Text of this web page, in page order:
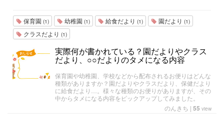
保育園 (1) 幼稚園 (1) 給食だより (1) 園だより (1)
クラスだより (1)
実際何が書かれている？園だよりやクラス
だより、○○だよりのタメになる内容
保育園や幼稚園、学校などから配布されるお便りはどんな
種類がありますか？園だよりやクラスだより、保健だより
に給食だより…。様々な種類のお便りがありますが、その
中からタメになる内容をピックアップしてみました。
のんきち | 55 view